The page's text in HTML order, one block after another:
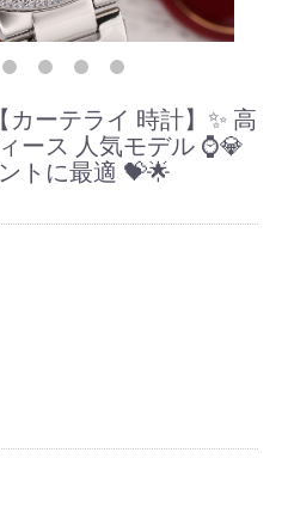
カーテライ 時計】✨ 高
ース 人気モデル ⌚️💎
トに最適 💝🌟